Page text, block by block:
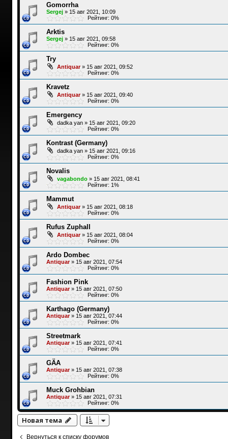
Gomorrha
Sergej» 15 авг 2021, 10:09
Рейтинг: 0%
Arktis
Sergej» 15 авг 2021, 09:58
Рейтинг: 0%
Try
Antiquar» 15 авг 2021, 09:52
Рейтинг: 0%
Kravetz
Antiquar» 15 авг 2021, 09:40
Рейтинг: 0%
Emergency
dadka yan» 15 авг 2021, 09:20
Рейтинг: 0%
Kontrast (Germany)
dadka yan» 15 авг 2021, 09:16
Рейтинг: 0%
Novalis
vagabondo» 15 авг 2021, 08:41
Рейтинг: 1%
Mammut
Antiquar» 15 авг 2021, 08:18
Рейтинг: 0%
Rufus Zuphall
Antiquar» 15 авг 2021, 08:04
Рейтинг: 0%
Ardo Dombec
Antiquar» 15 авг 2021, 07:54
Рейтинг: 0%
Fashion Pink
Antiquar» 15 авг 2021, 07:50
Рейтинг: 0%
Karthago (Germany)
Antiquar» 15 авг 2021, 07:44
Рейтинг: 0%
Streetmark
Antiquar» 15 авг 2021, 07:41
Рейтинг: 0%
GÄA
Antiquar» 15 авг 2021, 07:38
Рейтинг: 0%
Muck Grohbian
Antiquar» 15 авг 2021, 07:31
Рейтинг: 0%
Новая тема
Вернуться к списку форумов